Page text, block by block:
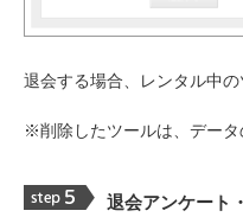
退会する場合、レンタル中の
※削除したツールは、データ
退会アンケート